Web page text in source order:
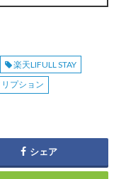
楽天LIFULL STAY
プション
シェア